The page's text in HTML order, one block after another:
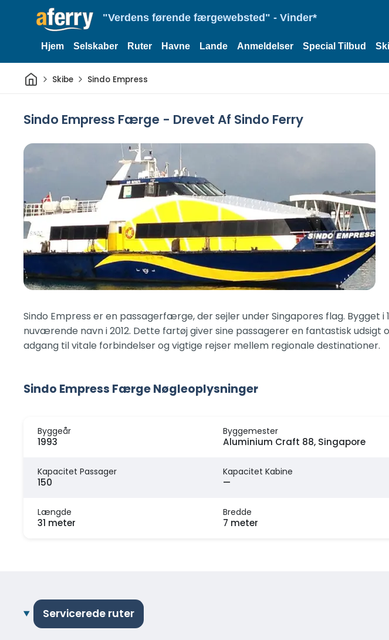
"Verdens førende færgewebsted" - Vinder*
Hjem Selskaber Ruter Havne Lande Anmeldelser Special Tilbud
HjemSkibe Sindo Empress
Sindo Empress Færge - Drevet Af Sindo Ferry
Sindo Empress er en passagerfærge, der sejler under Singapores flag. Bygget
nuværende navn i 2012. Dette fartøj giver sine passagerer en fantastisk
adgang til vitale forbindelser og vigtige rejser mellem regionale destinationer.
Sindo Empress Færge Nøgleoplysninger
Byggeår
1993
Byggemester
Aluminium Craft 88, Singapore
Kapacitet Passager
150
Kapacitet Kabine
—
Længde
31 meter
Bredde
7 meter
Servicerede ruter